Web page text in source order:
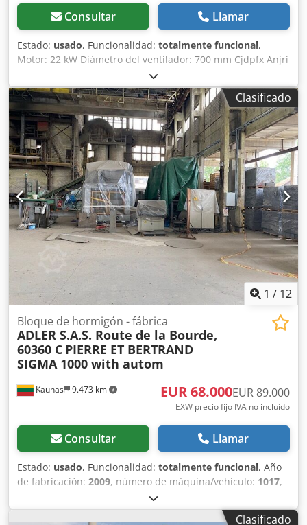
Consultar Llamar
Estado: usado, Funcionalidad: totalmente funcional,
Motor: 22 kW Diámetro del ventilador: 700 mm Cjdpfx Anjri
R Dueverf Longitud: 2500 mm
Clasificado
1 / 12
Kaunas 9.473 km
Bloque de hormigón - fábrica
ADLER S.A.S. Route de la Bourde,
60360 C PIERRE ET BERTRAND
SIGMA 1000 with autom
EUR 68.000EUR 89.000
EXW precio fijo IVA no incluído
Consultar Llamar
Estado: usado, Funcionalidad: totalmente funcional, Año
de fabricación: 2009, número de máquina/vehículo: 1017,
Línea de producción usada para bloques de hormigón (y
arcilla expandida). La línea se utilizaba para producir
Clasificado